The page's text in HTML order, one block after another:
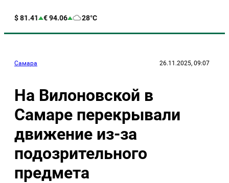
$ 81.41 € 94.06 28°C
Самара 26.11.2025, 09:07
На Вилоновской в
Самаре перекрывали
движение из-за
подозрительного
предмета